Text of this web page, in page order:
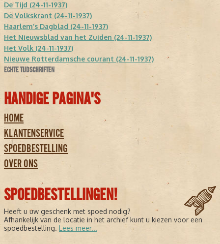
De Tijd (24-11-1937)
De Volkskrant (24-11-1937)
Haarlem’s Dagblad (24-11-1937)
Het Nieuwsblad van het Zuiden (24-11-1937)
Het Volk (24-11-1937)
Nieuwe Rotterdamsche courant (24-11-1937)
ECHTE TIJDSCHRIFTEN
HANDIGE PAGINA'S
HOME
KLANTENSERVICE
SPOEDBESTELLING
OVER ONS
SPOEDBESTELLINGEN!
Heeft u uw geschenk met spoed nodig?
Afhankelijk van de locatie in het archief kunt u kiezen voor een
spoedbestelling. Lees meer...